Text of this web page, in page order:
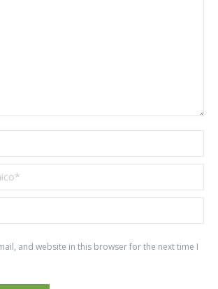
*
and website in this browser for the next time I